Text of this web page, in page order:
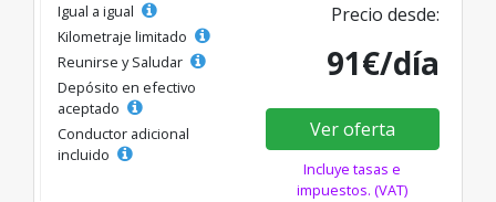
Igual a igual
Kilometraje limitado
Reunirse y Saludar
Depósito en efectivo
aceptado
Conductor adicional
incluido
Precio desde:
91€/día
Ver oferta
Incluye tasas e
impuestos. (VAT)